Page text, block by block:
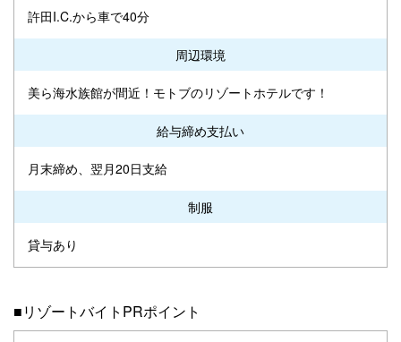
許田I.C.から車で40分
周辺環境
美ら海水族館が間近！モトブのリゾートホテルです！
給与締め支払い
月末締め、翌月20日支給
制服
貸与あり
■リゾートバイトPRポイント